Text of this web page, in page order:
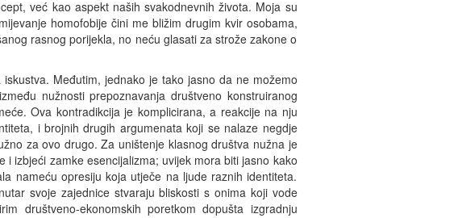
već kao aspekt naših svakodnevnih života. Moja su
homofobije čini me bližim drugim kvir osobama,
rasnog porijekla, no neću glasati za strože zakone o
Međutim, jednako je tako jasno da ne možemo
nužnosti prepoznavanja društveno konstruiranog
Ova kontradikcija je komplicirana, a reakcije na nju
i brojnih drugih argumenata koji se nalaze negdje
za ovo drugo. Za uništenje klasnog društva nužna je
izbjeći zamke esencijalizma; uvijek mora biti jasno kako
nameću opresiju koja utječe na ljude raznih identiteta.
svoje zajednice stvaraju bliskosti s onima koji vode
društveno-ekonomskih poretkom dopušta izgradnju